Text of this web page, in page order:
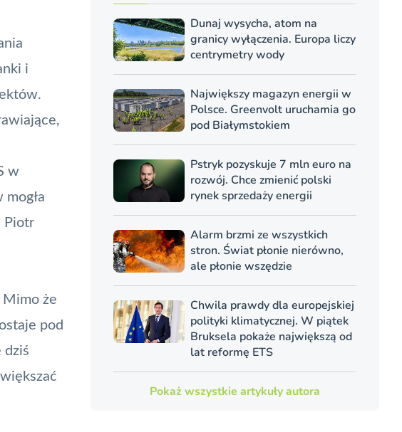
i
w
Piotr
Mimo że
pod
dziś
Dunaj wysycha, atom na
granicy wyłączenia. Europa liczy
centrymetry wody
Największy magazyn energii w
Polsce. Greenvolt uruchamia go
pod Białymstokiem
Pstryk pozyskuje 7 mln euro na
rozwój. Chce zmienić polski
rynek sprzedaży energii
Alarm brzmi ze wszystkich
stron. Świat płonie nierówno,
ale płonie wszędzie
Chwila prawdy dla europejskiej
polityki klimatycznej. W piątek
Bruksela pokaże największą od
lat reformę ETS
Pokaż wszystkie artykuły autora